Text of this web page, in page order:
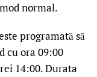
normal.
programată să
cu ora 09:00
14:00. Durata